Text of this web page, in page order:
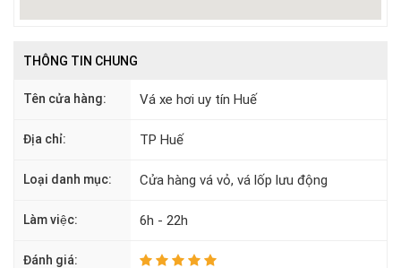
THÔNG TIN CHUNG
Tên cửa hàng: Vá xe hơi uy tín Huế
Địa chỉ: TP Huế
Loại danh mục: Cửa hàng vá vỏ, vá lốp lưu động
Làm việc: 6h - 22h
Đánh giá: